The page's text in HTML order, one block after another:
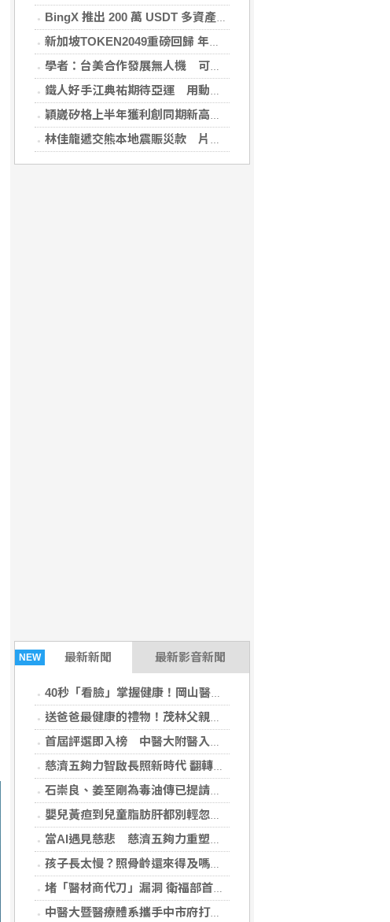
BingX 推出 200 萬 USDT 多資產交易活動，聚焦當前最受關注的市場趨勢
新加坡TOKEN2049重磅回歸 年度行業頂級盛會再度啟幕
學者：台美合作發展無人機 可降對中依賴強化嚇阻
鐵人好手江典祐期待亞運 用動漫名言激勵自己
穎崴矽格上半年獲利創同期新高 AI先進製程需求帶動
林佳龍遞交熊本地震賑災款 片山和之：患難見真情
NEW 最新新聞 最新影音新聞
40秒「看臉」掌握健康！岡山醫院Face AI健康鏡吸睛 陳時中也到場關注
送爸爸最健康的禮物！茂林父親節公益按摩 用專業「按」出感謝
首屆評選即入榜 中醫大附醫入選《Newsweek》2026全球最佳綠色醫院250強
慈濟五夠力智啟長照新時代 翻轉銀髮共創再青春
石崇良、姜至剛為毒油傳已提請辭？ 衛福部回應了！
嬰兒黃疸到兒童脂肪肝都別輕忽！醫揭不同年齡「肝病警訊」
當AI遇見慈悲 慈濟五夠力重塑高齡照護新未來
孩子長太慢？照骨齡還來得及嗎？AI骨齡輔助判讀系統成臨床評估重要參考
堵「醫材商代刀」漏洞 衛福部首頒手術室指引！在場須病人同意
中醫大暨醫療體系攜手中市府打造「健康樂齡 智慧臺中」